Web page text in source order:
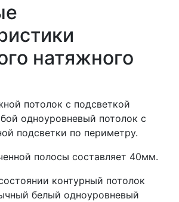
натяжного
потолок с подсветкой
одноуровневый потолок с
подсветки по периметру.
полосы составляет 40мм.
контурный потолок
белый одноуровневый